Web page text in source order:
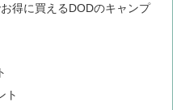
得に買えるDODのキャンプ
ト